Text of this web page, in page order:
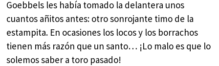
Goebbels les había tomado la delantera unos
cuantos añitos antes: otro sonrojante timo de la
estampita. En ocasiones los locos y los borrachos
tienen más razón que un santo… ¡Lo malo es que lo
solemos saber a toro pasado!